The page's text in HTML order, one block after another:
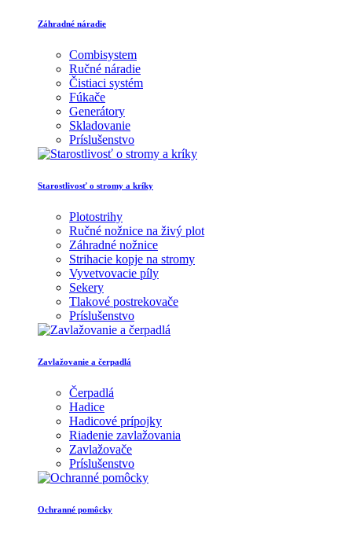
Záhradné náradie
Combisystem
Ručné náradie
Čistiaci systém
Fúkače
Generátory
Skladovanie
Príslušenstvo
Starostlivosť o stromy a kríky
Plotostrihy
Ručné nožnice na živý plot
Záhradné nožnice
Strihacie kopje na stromy
Vyvetvovacie píly
Sekery
Tlakové postrekovače
Príslušenstvo
Zavlažovanie a čerpadlá
Čerpadlá
Hadice
Hadicové prípojky
Riadenie zavlažovania
Zavlažovače
Príslušenstvo
Ochranné pomôcky